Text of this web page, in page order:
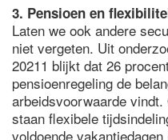
3. Pensioen en
Laten we ook andere
niet vergeten. Uit
20211 blijkt dat 26
pensioenregeling de
arbeidsvoorwaarde
staan flexibele
voldoende